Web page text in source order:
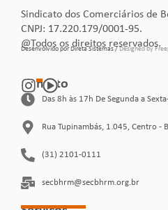
Sindicato dos Comerciários de
CNPJ: 17.220.179/0001-95.
@Todos os direitos reservados.
Desenvolvido por Direta Sistemas /Designed by
Contato
Das 8h às 17h De Segunda a
Rua Tupinambás, 1.045, Centro -
(31) 2101-0111
secbhrm@secbhrm.org.br